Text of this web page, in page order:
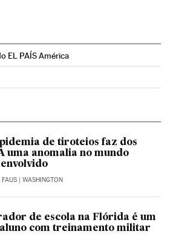
EL PAÍS América
Brasil en Twitter
País Brasil en Instagram
El País Brasil en Facebook
de tiroteios faz dos
uma anomalia no mundo
| WASHINGTON
de escola na Flórida é um
com treinamento militar